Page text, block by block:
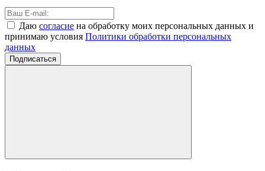
Даю согласие на обработку моих персональных данных и
принимаю условия Политики обработки персональных
данных
Подписаться